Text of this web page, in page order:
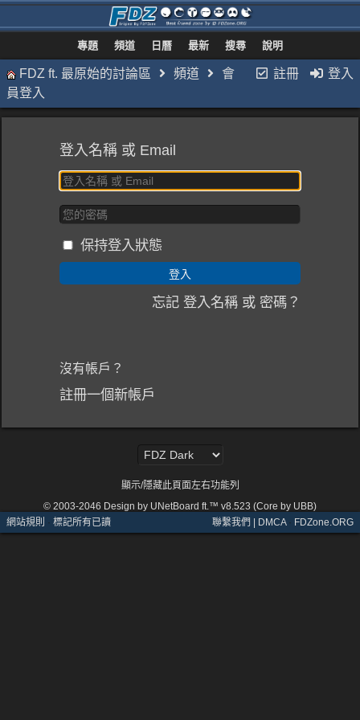
專題 頻道 日曆 最新 搜尋 說明
註冊 登入
FDZ ft. 最原始的討論區 頻道
會
員登入
登入名稱 或 Email
保持登入狀態
忘記 登入名稱 或 密碼？
沒有帳戶？
註冊一個新帳戶
顯示/隱藏此頁面左右功能列
© 2003-2046 Design by UNetBoard ft.™ v8.523 (Core by UBB)
網站規則 · 標記所有已讀 聯繫我們 | DMCA· FDZone.ORG